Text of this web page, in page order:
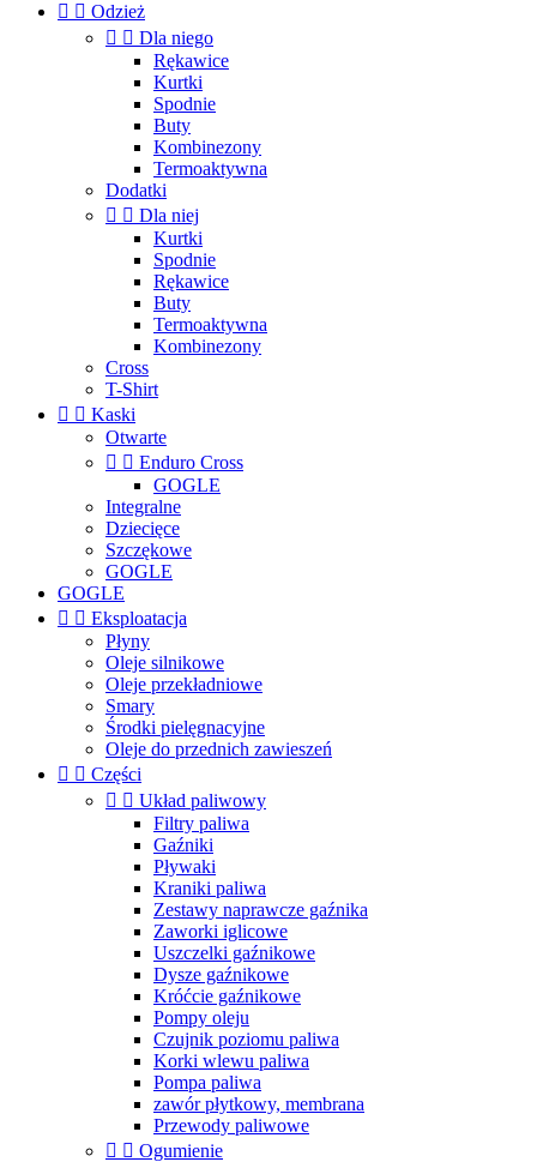
  Odzież
  Dla niego
Rękawice
Kurtki
Spodnie
Buty
Kombinezony
Termoaktywna
Dodatki
  Dla niej
Kurtki
Spodnie
Rękawice
Buty
Termoaktywna
Kombinezony
Cross
T-Shirt
  Kaski
Otwarte
  Enduro Cross
GOGLE
Integralne
Dziecięce
Szczękowe
GOGLE
GOGLE
  Eksploatacja
Płyny
Oleje silnikowe
Oleje przekładniowe
Smary
Środki pielęgnacyjne
Oleje do przednich zawieszeń
  Części
  Układ paliwowy
Filtry paliwa
Gaźniki
Pływaki
Kraniki paliwa
Zestawy naprawcze gaźnika
Zaworki iglicowe
Uszczelki gaźnikowe
Dysze gaźnikowe
Króćcie gaźnikowe
Pompy oleju
Czujnik poziomu paliwa
Korki wlewu paliwa
Pompa paliwa
zawór płytkowy, membrana
Przewody paliwowe
  Ogumienie